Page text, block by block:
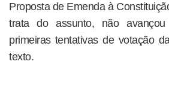
Proposta de Emenda à
trata do assunto, não
primeiras tentativas de votação
texto.